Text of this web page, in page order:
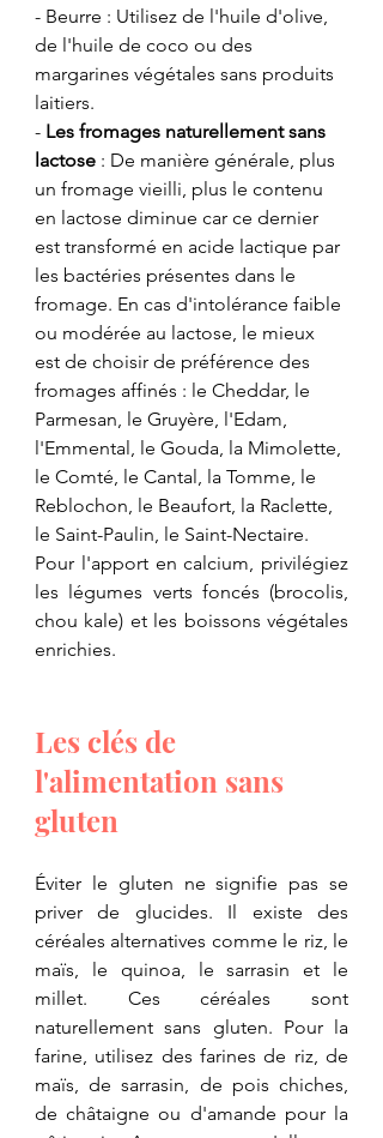
- ​Beurre : Utilisez de l'huile d'olive,
de l'huile de coco ou des
margarines végétales sans produits
laitiers.
- Les fromages naturellement sans
lactose : De manière générale, plus
un fromage vieilli, plus le contenu
en lactose diminue car ce dernier
est transformé en acide lactique par
les bactéries présentes dans le
fromage. En cas d'intolérance faible
ou modérée au lactose, le mieux
est de choisir de préférence des
fromages affinés : le Cheddar, le
Parmesan, le Gruyère, l'Edam,
l'Emmental, le Gouda, la Mimolette,
le Comté, le Cantal, la Tomme, le
Reblochon, le Beaufort, la Raclette,
le Saint-Paulin, le Saint-Nectaire.
​Pour l'apport en calcium, privilégiez
les légumes verts foncés (brocolis,
chou kale) et les boissons végétales
enrichies.
​Les clés de
l'alimentation sans
gluten
​Éviter le gluten ne signifie pas se
priver de glucides. Il existe des
céréales alternatives comme le riz, le
maïs, le quinoa, le sarrasin et le
millet. Ces céréales sont
naturellement sans gluten. Pour la
farine, utilisez des farines de riz, de
maïs, de sarrasin, de pois chiches,
de châtaigne ou d'amande pour la